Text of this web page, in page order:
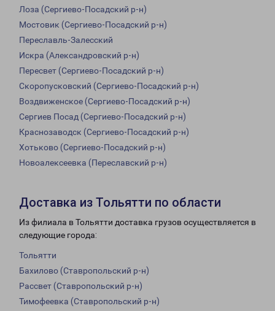
Лоза (Сергиево-Посадский р-н)
Мостовик (Сергиево-Посадский р-н)
Переславль-Залесский
Искра (Александровский р-н)
Пересвет (Сергиево-Посадский р-н)
Скоропусковский (Сергиево-Посадский р-н)
Воздвиженское (Сергиево-Посадский р-н)
Сергиев Посад (Сергиево-Посадский р-н)
Краснозаводск (Сергиево-Посадский р-н)
Хотьково (Сергиево-Посадский р-н)
Новоалексеевка (Переславский р-н)
Доставка из Тольятти по области
Из филиала в Тольятти доставка грузов осуществляется в
следующие города:
Тольятти
Бахилово (Ставропольский р-н)
Рассвет (Ставропольский р-н)
Тимофеевка (Ставропольский р-н)